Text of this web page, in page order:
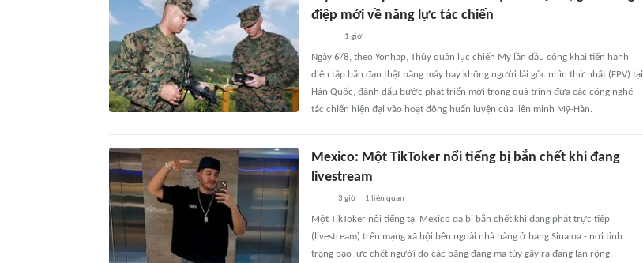
điệp mới về năng lực tác chiến
1 giờ
Ngày 6/8, theo Yonhap, Thủy quân lục chiến Mỹ lần đầu công khai tiến hành
diễn tập bắn đạn thật bằng máy bay không người lái góc nhìn thứ nhất (FPV) tại
Hàn Quốc, đánh dấu bước phát triển mới trong quá trình đưa các công nghệ
tác chiến hiện đại vào hoạt động huấn luyện của liên minh Mỹ-Hàn.
Mexico: Một TikToker nổi tiếng bị bắn chết khi đang
livestream
3 giờ 1 liên quan
Một TikToker nổi tiếng tại Mexico đã bị bắn chết khi đang phát trực tiếp
(livestream) trên mạng xã hội bên ngoài nhà hàng ở bang Sinaloa - nơi tình
trạng bạo lực chết người do các băng đảng ma túy gây ra đang lan rộng.